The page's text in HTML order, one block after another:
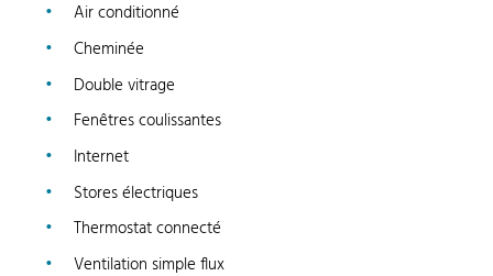
Air conditionné
Cheminée
Double vitrage
Fenêtres coulissantes
Internet
Stores électriques
Thermostat connecté
Ventilation simple flux